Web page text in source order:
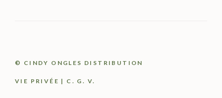
© CINDY ONGLES DISTRIBUTION
VIE PRIVÉE | C. G. V.